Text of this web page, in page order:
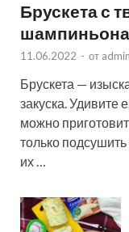
Брускета с
11.06.2022 - от admin
Брускета —
закуска. Удивите
можно
только
их …